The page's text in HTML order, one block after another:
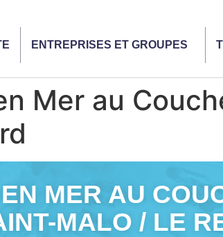
ENTREPRISES ET GROUPES
Mer au
MER AU
MALO / LE